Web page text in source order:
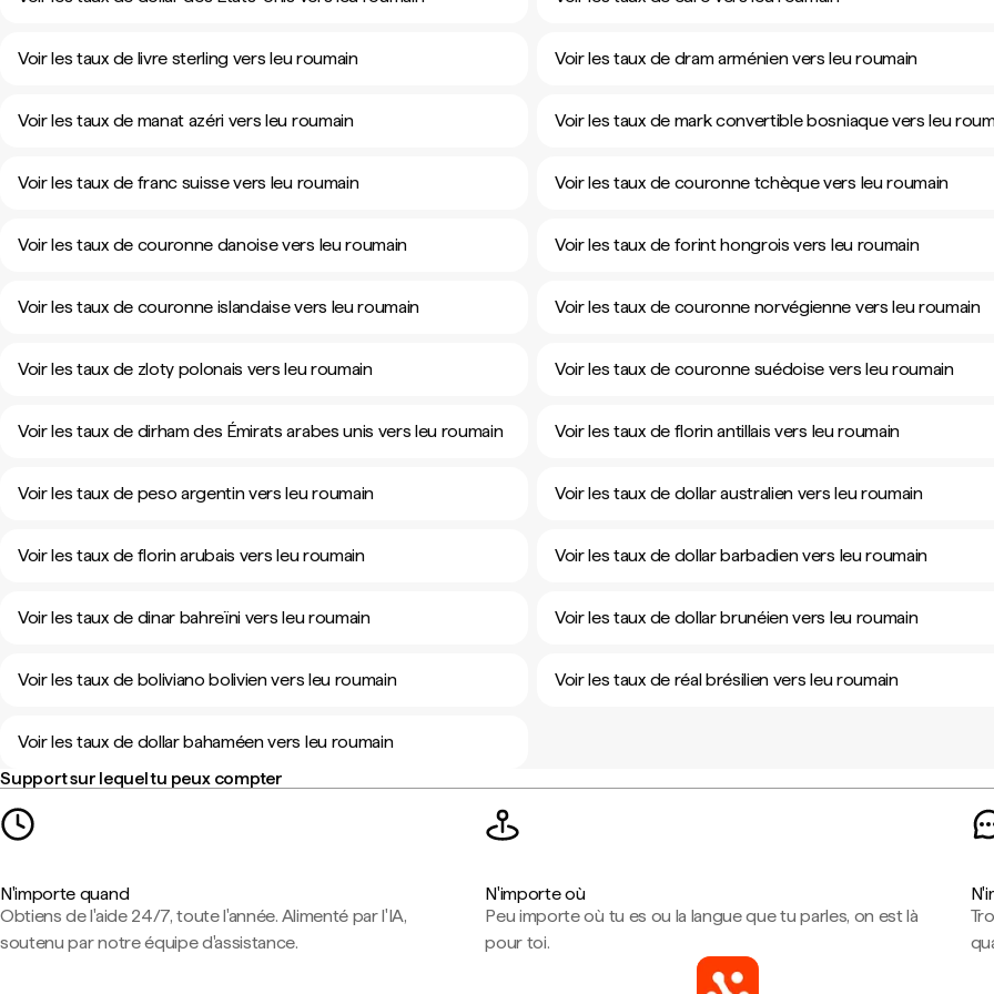
Voir les taux de livre sterling vers leu roumain Voir les taux de dram arménien vers leu roumain
Voir les taux de manat azéri vers leu roumain Voir les taux de mark convertible bosniaque vers leu
Voir les taux de franc suisse vers leu roumain Voir les taux de couronne tchèque vers leu roumain
Voir les taux de couronne danoise vers leu roumain Voir les taux de forint hongrois vers leu roumain
Voir les taux de couronne islandaise vers leu roumain Voir les taux de couronne norvégienne vers leu roumain
Voir les taux de zloty polonais vers leu roumain Voir les taux de couronne suédoise vers leu roumain
Voir les taux de dirham des Émirats arabes unis vers leu roumain Voir les taux de florin antillais vers leu roumain
Voir les taux de peso argentin vers leu roumain Voir les taux de dollar australien vers leu roumain
Voir les taux de florin arubais vers leu roumain Voir les taux de dollar barbadien vers leu roumain
Voir les taux de dinar bahreïni vers leu roumain Voir les taux de dollar brunéien vers leu roumain
Voir les taux de boliviano bolivien vers leu roumain Voir les taux de réal brésilien vers leu roumain
Voir les taux de dollar bahaméen vers leu roumain
Support sur lequel tu peux compter
N'importe quand
Obtiens de l'aide 24/7, toute l'année. Alimenté par l'IA,
soutenu par notre équipe d'assistance.
N'importe où
Peu importe où tu es ou la langue que tu parles, on est là
pour toi.